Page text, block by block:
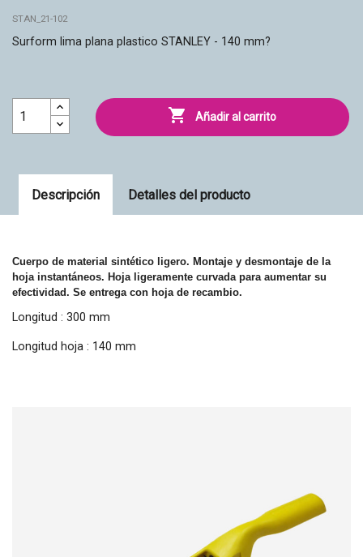
STAN_21-102
Surform lima plana plastico STANLEY - 140 mm?
 Añadir al carrito
Descripción Detalles del producto
Cuerpo de material sintético ligero. Montaje y desmontaje de la
hoja instantáneos. Hoja ligeramente curvada para aumentar su
efectividad. Se entrega con hoja de recambio.
Longitud : 300 mm
Longitud hoja : 140 mm